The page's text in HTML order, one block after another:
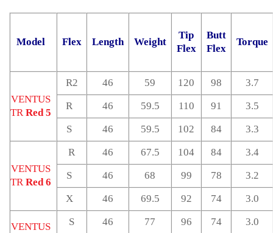
Model Flex Length Weight
Tip
Flex
Butt
Flex
Torque
VENTUS
TRRed 5
R2 46 59 120 98
3.7
R
46 59.5 110 91
3.5
S
46 59.5 102 84 3.3
VENTUS
TRRed 6
R 46 67.5 104 84
3.4
S
46 68 99 78
3.2
X
46 69.5 92 74 3.0
VENTUS
S 46 77 96 74
3.0